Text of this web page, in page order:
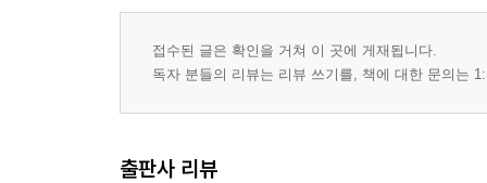
접수된 글은 확인을 거쳐 이 곳에 게재됩니다.
독자 분들의 리뷰는 리뷰 쓰기를, 책에 대한 문의는
출판사 리뷰